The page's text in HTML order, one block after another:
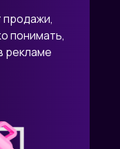
понимать,
рекламе